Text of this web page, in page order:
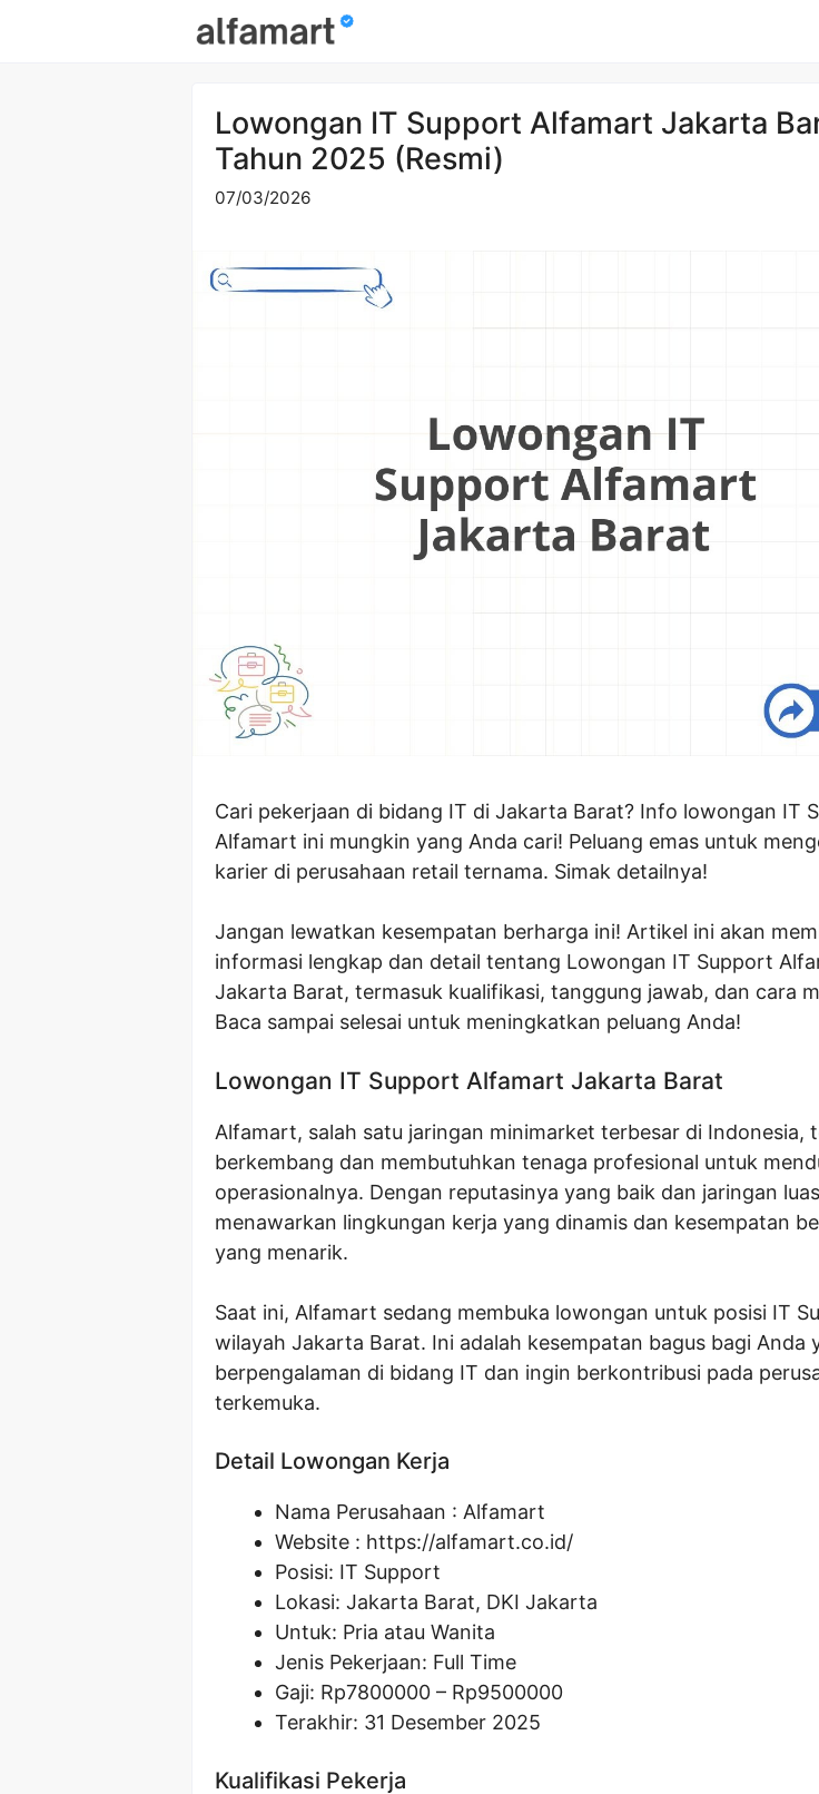
Lowongan IT Support Alfamart Jakarta
Tahun 2025 (Resmi)
07/03/2026
Cari pekerjaan di bidang IT di Jakarta Barat? Info lowongan IT
Alfamart ini mungkin yang Anda cari! Peluang emas untuk
karier di perusahaan retail ternama. Simak detailnya!
Jangan lewatkan kesempatan berharga ini! Artikel ini akan
informasi lengkap dan detail tentang Lowongan IT Support
Jakarta Barat, termasuk kualifikasi, tanggung jawab, dan cara
Baca sampai selesai untuk meningkatkan peluang Anda!
Lowongan IT Support Alfamart Jakarta Barat
Alfamart, salah satu jaringan minimarket terbesar di Indonesia,
berkembang dan membutuhkan tenaga profesional untuk
operasionalnya. Dengan reputasinya yang baik dan jaringan
menawarkan lingkungan kerja yang dinamis dan kesempatan
yang menarik.
Saat ini, Alfamart sedang membuka lowongan untuk posisi IT
wilayah Jakarta Barat. Ini adalah kesempatan bagus bagi Anda
berpengalaman di bidang IT dan ingin berkontribusi pada
terkemuka.
Detail Lowongan Kerja
Nama Perusahaan : Alfamart
Website : https://alfamart.co.id/
Posisi: IT Support
Lokasi: Jakarta Barat, DKI Jakarta
Untuk: Pria atau Wanita
Jenis Pekerjaan: Full Time
Gaji: Rp7800000 – Rp9500000
Terakhir: 31 Desember 2025
Kualifikasi Pekerja